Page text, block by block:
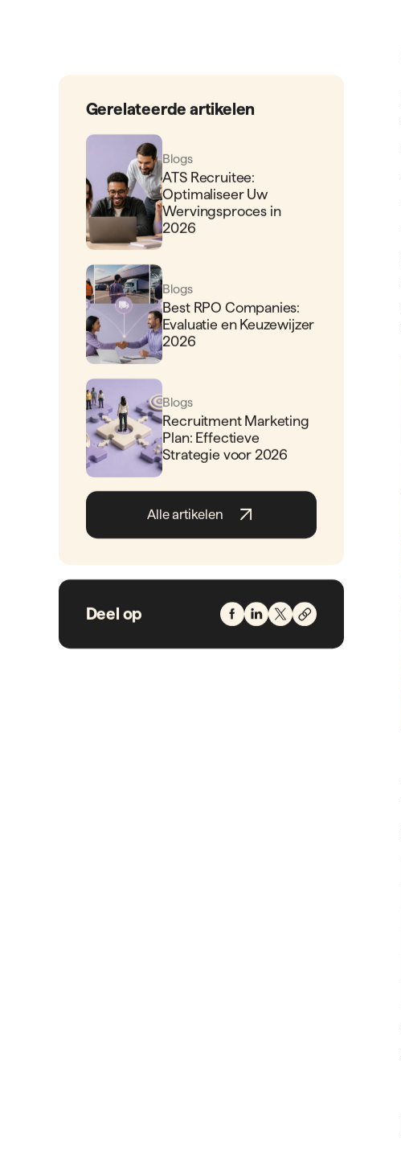
Gerelateerde artikelen
Blogs
ATS Recruitee:
Optimaliseer Uw
Wervingsproces in
2026
Blogs
Best RPO Companies:
Evaluatie en Keuzewijzer
2026
Blogs
Recruitment Marketing
Plan: Effectieve
Strategie voor 2026
Alle artikelen
Deel op